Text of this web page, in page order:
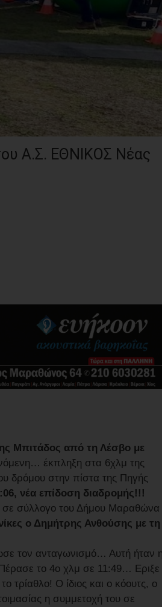
Α.Σ. ΕΘΝΙΚΟΣ Νέας
Μπιτάδος από τη Λέσβο με
έκπληξη στα 6χλμ της
δρόμου στην πίστα της Πηγής
νέα επίδοση διαδρομής!!!
σε σύλλογο του Δήμου Μαραθώνα
ο Δημήτρης Ανθούσης με τη
τον ανταγωνισμό… Αυτή ήταν
το 4ο χλμ σε 11:49… Εριξε
τρίαθλο! Ο ίδιος και ο κόουτς, ο
η συμμετοχή του σε